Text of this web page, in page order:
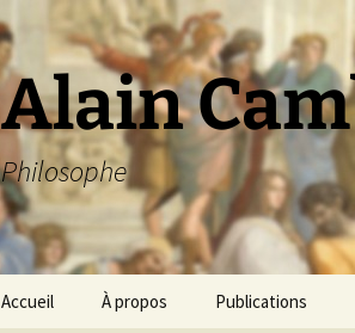
Alain
Philosophe
Accueil À propos Publications